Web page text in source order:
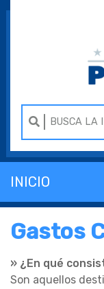
INICIO
Gastos
» ¿En qué
Son aquellos